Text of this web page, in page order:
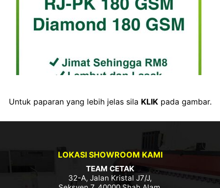
Untuk paparan yang lebih jelas sila KLIKpada gambar.
LOKASI SHOWROOM KAMI
TEAM CETAK
32-A, Jalan Kristal J7/J,